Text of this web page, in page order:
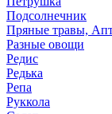
Подсолнечник
Пряные травы,
Разные овощи
Редис
Редька
Репа
Руккола